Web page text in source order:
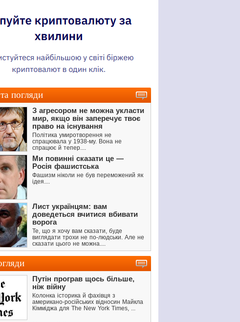
погляди
З агресором не можна укласти
мир, якщо він заперечує твоє
право на існування
Політика умиротворення не
спрацювала у 1938-му. Вона не
спрацює й тепер....
Ми повинні сказати це —
Росія фашистська
Фашизм ніколи не був переможений як
ідея....
Лист українцям: вам
доведеться вчитися вбивати
ворога
Те, що я хочу вам сказати, буде
виглядати трохи не по-людськи. Але не
сказати цього не можна....
Путін програв щось більше,
ніж війну
Колонка історика й фахівця з
американо-російських відносин Майкла
Кімміджа для The New York Times, ...